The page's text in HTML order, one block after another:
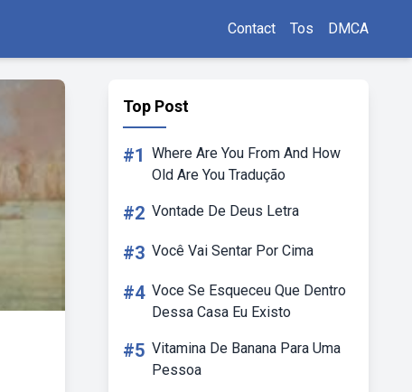
Contact Tos DMCA
Top Post
#1 Where Are You From And How
Old Are You Tradução
#2 Vontade De Deus Letra
#3 Você Vai Sentar Por Cima
#4 Voce Se Esqueceu Que Dentro
Dessa Casa Eu Existo
#5 Vitamina De Banana Para Uma
Pessoa